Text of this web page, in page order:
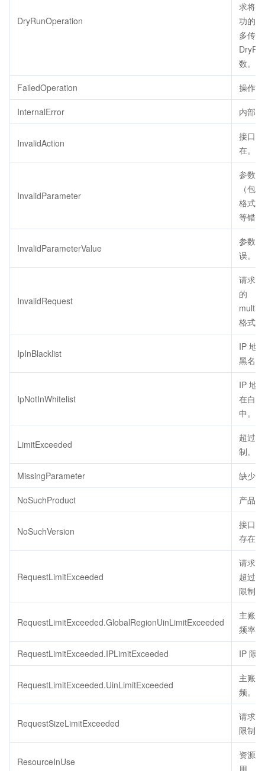
DryRunOperation
求将
功的
多传了
数。
FailedOperation 操作
InternalError 内部
InvalidAction
接口
在。
InvalidParameter
参数
（包
格式
等错
InvalidParameterValue
参数
误。
InvalidRequest
请求
的
格式
IpInBlacklist
IP 地
黑名
IpNotInWhitelist
IP 地
在白
中。
LimitExceeded
超过
制。
MissingParameter 缺少
NoSuchProduct 产品
NoSuchVersion
接口
存在。
RequestLimitExceeded
请求
超过
限制。
RequestLimitExceeded.GlobalRegionUinLimitExceeded
主账
频率
RequestLimitExceeded.IPLimitExceeded IP 限
RequestLimitExceeded.UinLimitExceeded
主账
频。
RequestSizeLimitExceeded
请求
限制
ResourceInUse
资源
用。